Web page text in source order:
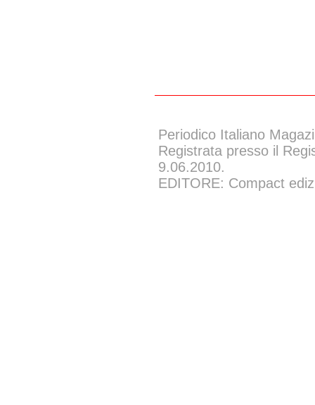
Periodico Italiano
Registrata presso il
9.06.2010.
EDITORE: Compact